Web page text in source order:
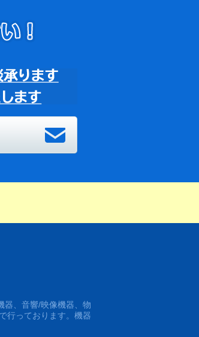
器、音響/映像機器、物
行っております。機器